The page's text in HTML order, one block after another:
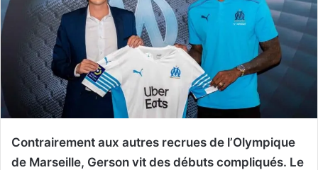
Contrairement aux autres recrues de l’Olympique
de Marseille, Gerson vit des débuts compliqués. Le